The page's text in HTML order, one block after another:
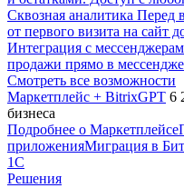
Сквозная аналитика Перед
от первого визита на сайт
Интеграция с
продажи прямо в
Смотреть все возможности
Маркетплейс + BitrixGPT 6
бизнеса
Подробнее о Маркетплейсе
приложенияМиграция в
1С
Решения